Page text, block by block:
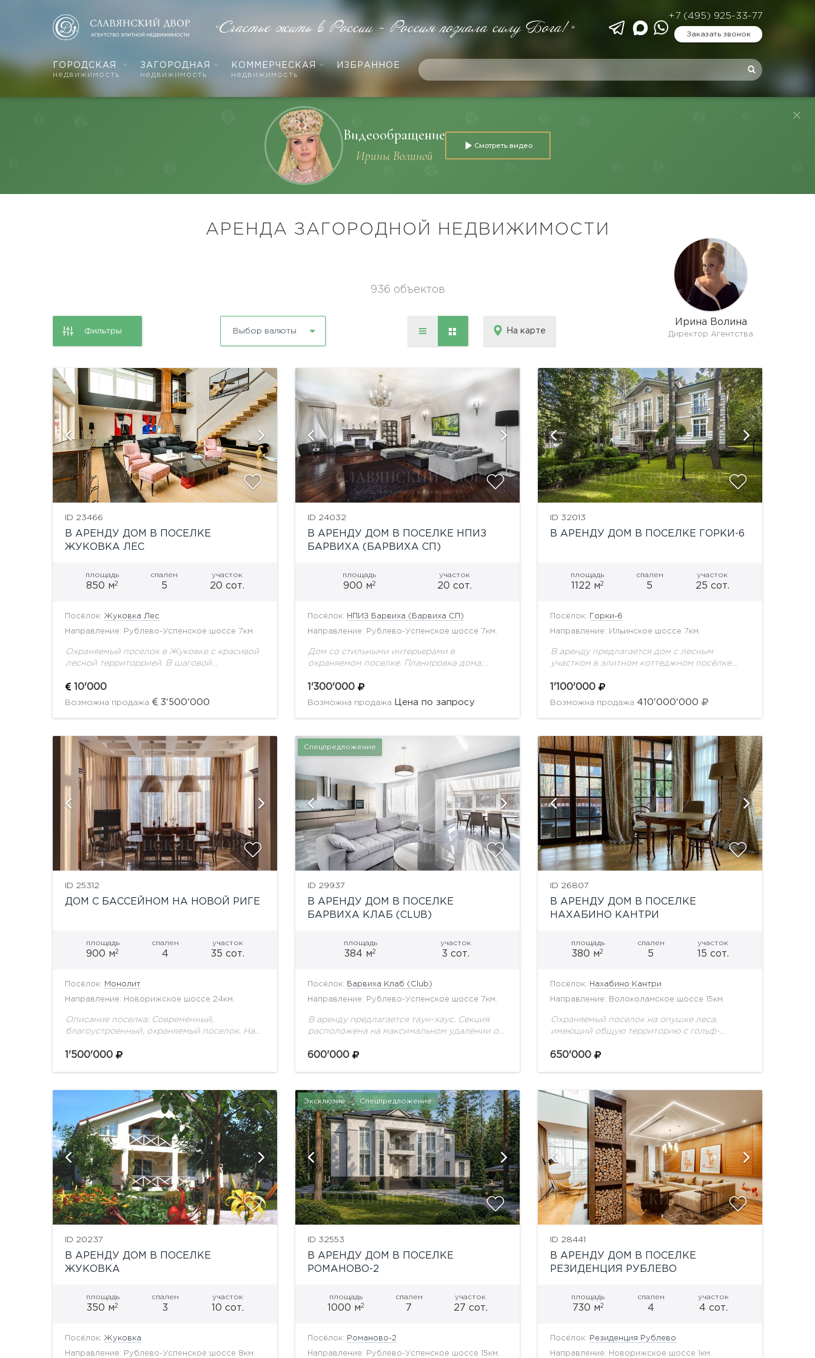
ГОРОДСКАЯ
недвижимость
ЗАГОРОДНАЯ
недвижимость
КОММЕРЧЕСКАЯ
недвижимость
ИЗБРАННОЕ
«Счастье жить в России - Россия познала силу Бога!»
+7 (495) 925-33-77
Заказать звонок
Видеообращение
Ирины Волиной
Смотреть видео
АРЕНДА ЗАГОРОДНОЙ НЕДВИЖИМОСТИ
936 объектов
Фильтры Выбор валюты На карте
Ирина Волина
Директор Агентства
ID 23466
В АРЕНДУ ДОМ В ПОСЕЛКЕ
ЖУКОВКА ЛЕС
площадь
850 м2
спален
5
участок
20 сот.
Посёлок: Жуковка Лес
Направление: Рублево-Успенское шоссе 7км.
Охраняемый поселок в Жуковке с красивой
лесной территоррией. В шаговой
Барвихи и Жуковки. Авторский проект.
Эксклюзивный модный дом. В доме
10'000
Возможна продажа 3'500'000
показать ещё 31 фотографию
ID 24032
В АРЕНДУ ДОМ В ПОСЕЛКЕ НПИЗ
БАРВИХА (БАРВИХА СП)
площадь
900 м2
участок
20 сот.
Посёлок: НПИЗ Барвиха (Барвиха СП)
Направление: Рублево-Успенское шоссе 7км.
Дом со стильными интерьерами в
охраняемом поселке. Планировка дома:
отдыха, бильярдная, с/у, комната для
персонала. 1 этаж: гостиная с камином,
1'300'000
Возможна продажа Цена по запросу
показать ещё 53 фотографии
ID 32013
В АРЕНДУ ДОМ В ПОСЕЛКЕ ГОРКИ-6
площадь
1122 м2
спален
5
участок
25 сот.
Посёлок: Горки-6
Направление: Ильинское шоссе 7км.
В аренду предлагается дом с лесным
участком в элитном коттеджном посёлке
гостиная, частично совмещенная со
столовой зоной; кухня, спортивная зона,
1'100'000
Возможна продажа 410'000'000
ID 25312
ДОМ С БАССЕЙНОМ НА НОВОЙ РИГЕ
площадь
900 м2
спален
4
участок
35 сот.
Посёлок: Монолит
Направление: Новорижское шоссе 24км.
Описание поселка: Современный,
благоустроенный, охраняемый поселок. На
площадки, прогулочные зоны, пруд, храм,
что...
1'500'000
показать ещё 10 фотографий
Спецпредложение
ID 29937
В АРЕНДУ ДОМ В ПОСЕЛКЕ
БАРВИХА КЛАБ (CLUB)
площадь
384 м2
участок
3 сот.
Посёлок: Барвиха Клаб (Club)
Направление: Рублево-Успенское шоссе 7км.
В аренду предлагается таун-хаус. Секция
расположена на максимальном удалении от
постирочная, гардеробная, гостиная с
600'000
показать ещё 36 фотографий
ID 26807
В АРЕНДУ ДОМ В ПОСЕЛКЕ
НАХАБИНО КАНТРИ
площадь
380 м2
спален
5
участок
15 сот.
Посёлок: Нахабино Кантри
Направление: Волоколамское шоссе 15км.
Охраняемый поселок на опушке леса,
имеющий общую территорию с гольф-
услугам богатейшая инфраструктура
650'000
ID 20237
В АРЕНДУ ДОМ В ПОСЕЛКЕ
ЖУКОВКА
площадь
350 м2
спален
3
участок
10 сот.
Посёлок: Жуковка
Направление: Рублево-Успенское шоссе 8км.
показать ещё 34 фотографии
Эксклюзив Спецпредложение
ID 32553
В АРЕНДУ ДОМ В ПОСЕЛКЕ
РОМАНОВО-2
площадь
1000 м2
спален
7
участок
27 сот.
Посёлок: Романово-2
Направление: Рублево-Успенское шоссе 15км.
показать ещё 50 фотографий
ID 28441
В АРЕНДУ ДОМ В ПОСЕЛКЕ
РЕЗИДЕНЦИЯ РУБЛЕВО
площадь
730 м2
спален
4
участок
4 сот.
Посёлок: Резиденция Рублево
Направление: Новорижское шоссе 1км.